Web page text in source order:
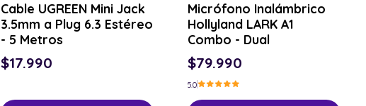
Cable UGREEN Mini Jack
3.5mm a Plug 6.3 Estéreo
- 5 Metros
$17.990
Micrófono Inalámbrico
Hollyland LARK A1
Combo - Dual
$79.990
5.0